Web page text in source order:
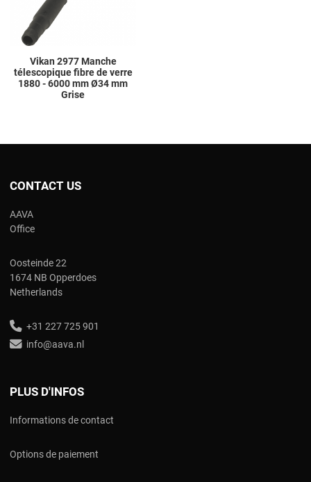
Vikan 2977 Manche
télescopique fibre de verre
1880 - 6000 mm Ø34 mm
Grise
CONTACT US
AAVA
Office
Oosteinde 22
1674 NB Opperdoes
Netherlands
+31 227 725 901
info@aava.nl
PLUS D'INFOS
Informations de contact
Options de paiement